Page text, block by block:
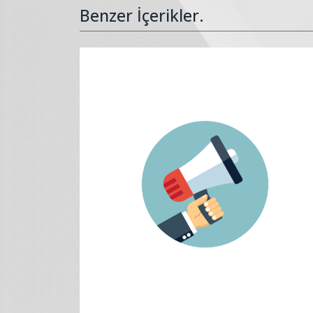
Benzer İçerikler.